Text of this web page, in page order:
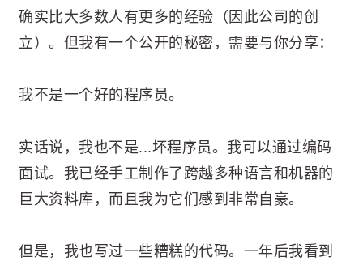
确实比大多数人有更多的经验（因此公司的创
立）。但我有一个公开的秘密，需要与你分享：
我不是一个好的程序员。
实话说，我也不是...坏程序员。我可以通过编码
面试。我已经手工制作了跨越多种语言和机器的
巨大资料库，而且我为它们感到非常自豪。
但是，我也写过一些糟糕的代码。一年后我看到